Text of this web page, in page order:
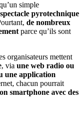
simple
spectacle pyrotechnique
de nombreux
parce qu’ils sont
organisateurs mettent
, via une web radio ou
une application
chacun pourrait
smartphone avec des